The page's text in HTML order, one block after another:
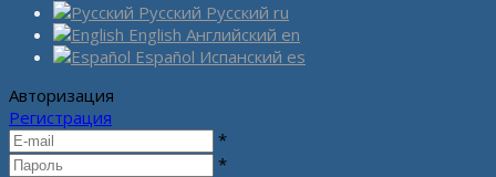
Русский Русский ru
English Английский en
Español Испанский es
Авторизация
Регистрация
*
*